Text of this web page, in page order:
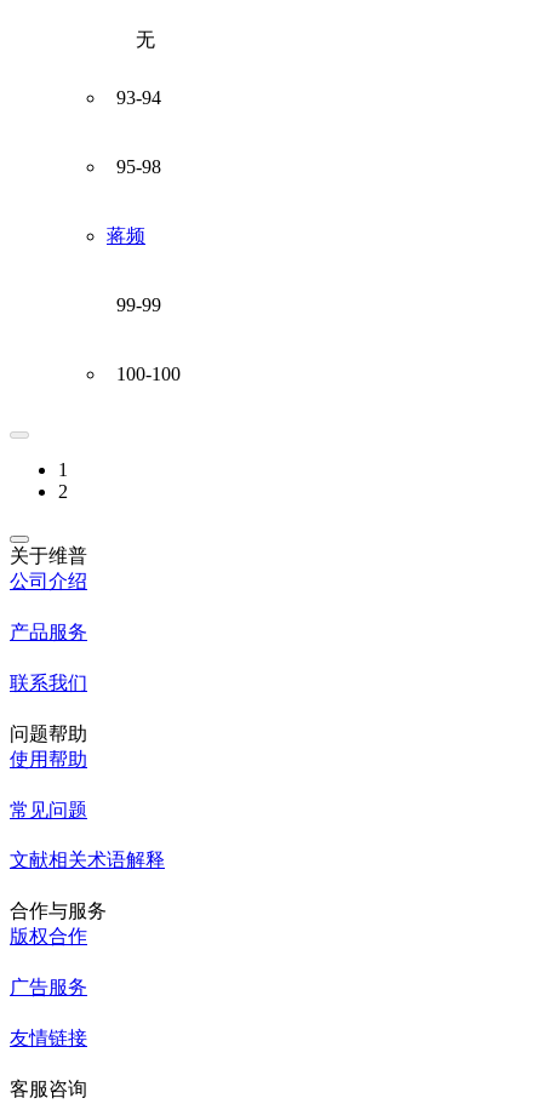
无
93-94
95-98
蒋频
99-99
100-100
1
2
关于维普
公司介绍
产品服务
联系我们
问题帮助
使用帮助
常见问题
文献相关术语解释
合作与服务
版权合作
广告服务
友情链接
客服咨询